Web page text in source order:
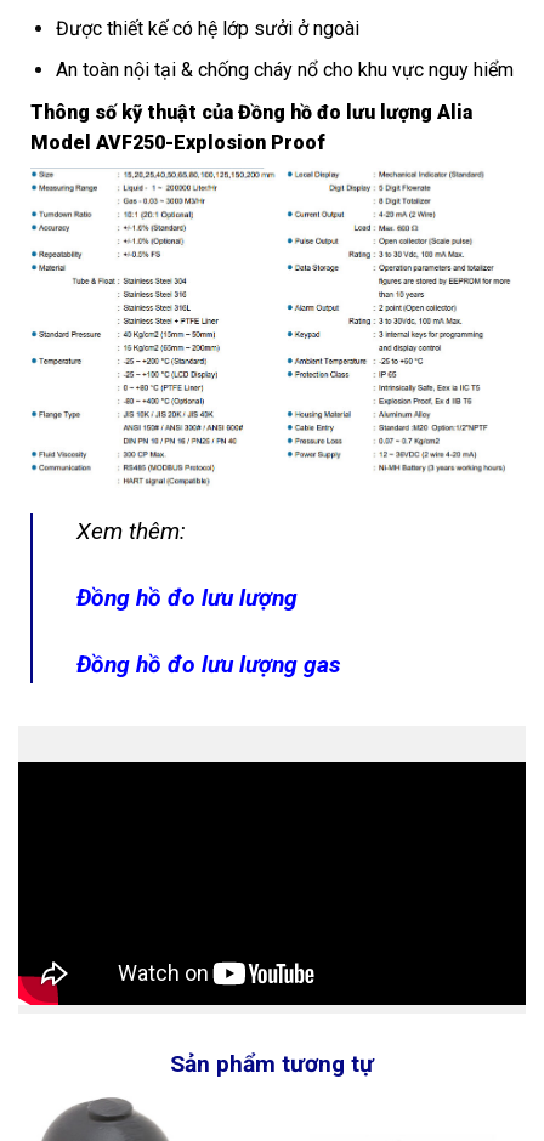
Được thiết kế có hệ lớp sưởi ở ngoài
An toàn nội tại & chống cháy nổ cho khu vực nguy hiểm
Thông số kỹ thuật của Đồng hồ đo lưu lượng Alia
Model AVF250-Explosion Proof
Xem thêm:
Đồng hồ đo lưu lượng
Đồng hồ đo lưu lượng gas
Sản phẩm tương tự